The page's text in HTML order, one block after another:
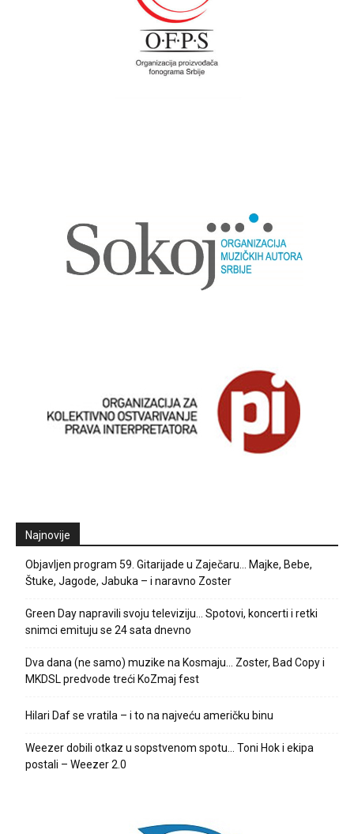
Najnovije
Objavljen program 59. Gitarijade u Zaječaru… Majke, Bebe,
Štuke, Jagode, Jabuka – i naravno Zoster
Green Day napravili svoju televiziju… Spotovi, koncerti i retki
snimci emituju se 24 sata dnevno
Dva dana (ne samo) muzike na Kosmaju… Zoster, Bad Copy i
MKDSL predvode treći KoZmaj fest
Hilari Daf se vratila – i to na najveću američku binu
Weezer dobili otkaz u sopstvenom spotu… Toni Hok i ekipa
postali – Weezer 2.0